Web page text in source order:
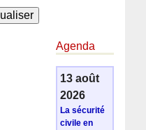
Agenda
13 août
2026
La sécurité
civile en